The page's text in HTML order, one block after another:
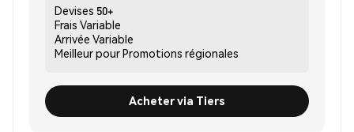
Devises 50+
Frais Variable
Arrivée Variable
Meilleur pourPromotions régionales
Acheter via Tiers